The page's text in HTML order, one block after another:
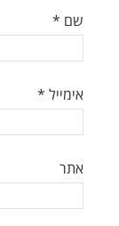
שם *
אימייל *
אתר